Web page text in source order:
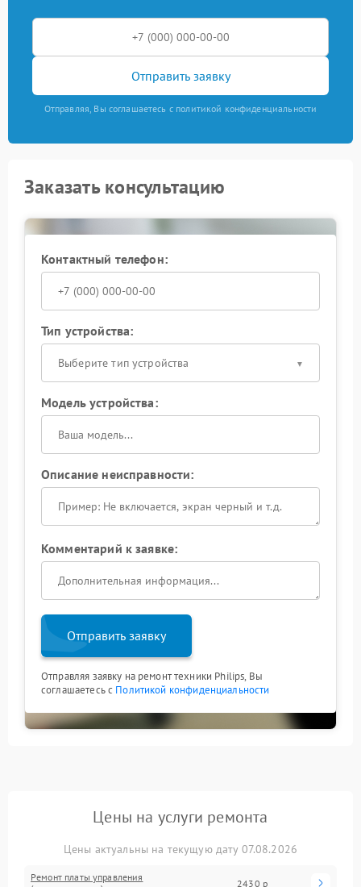
Отправить заявку
Отправляя, Вы соглашаетесь с политикой конфиденциальности
Заказать консультацию
Контактный телефон:
Тип устройства:
Выберите тип устройства
Модель устройства:
Описание неисправности:
Комментарий к заявке:
Отправить заявку
Отправляя заявку на ремонт техники Philips, Вы
соглашаетесь с Политикой конфиденциальности
Цены на услуги ремонта
Цены актуальны на текущую дату 07.08.2026
Ремонт платы управления
2430 р